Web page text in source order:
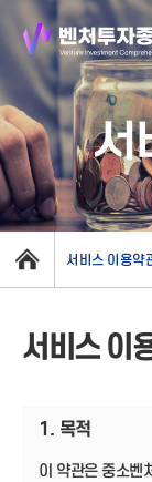
서
서비스 이용약
서비스 이
1. 목적
이 약관은 중소벤